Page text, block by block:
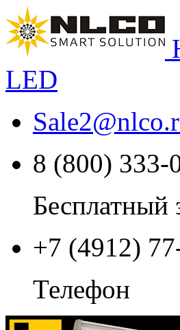
LED
Sale2@
8 (800) 333-
Бесплатный
+7 (4912)
Телефон